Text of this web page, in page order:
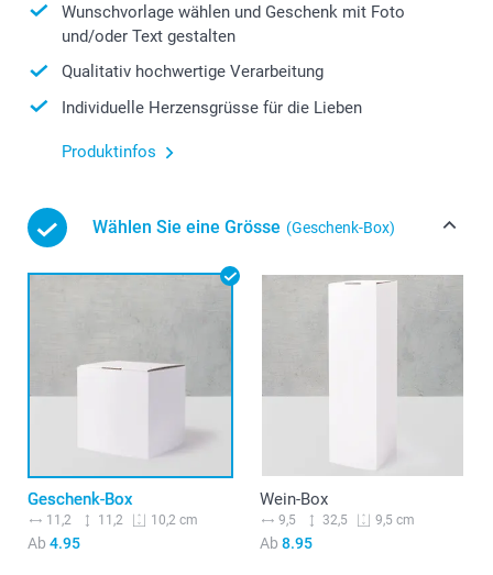
Wunschvorlage wählen und Geschenk mit Foto
und/oder Text gestalten
Qualitativ hochwertige Verarbeitung
Individuelle Herzensgrüsse für die Lieben
Produktinfos
Wählen Sie eine Grösse (Geschenk-Box)
Geschenk-Box
11,2 11,2 10,2 cm
Ab 4.95
Wein-Box
9,5 32,5 9,5 cm
Ab 8.95